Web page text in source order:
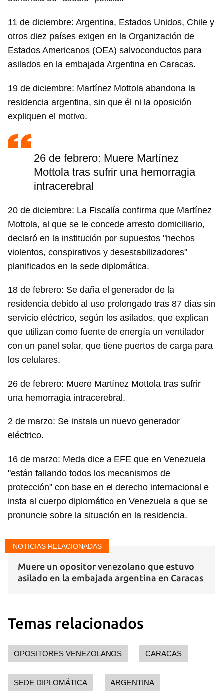
Guardar como favorito
Para poder guardar como favorito, primero has de
INICIAR SESIÓN CANCELAR
11 de diciembre: Argentina, Estados Unidos, Chile y
otros diez países exigen en la Organización de
Estados Americanos (OEA) salvoconductos para
asilados en la embajada Argentina en Caracas.
19 de diciembre: Martínez Mottola abandona la
residencia argentina, sin que él ni la oposición
expliquen el motivo.
26 de febrero: Muere Martínez
Mottola tras sufrir una hemorragia
intracerebral
20 de diciembre: La Fiscalía confirma que Martínez
Mottola, al que se le concede arresto domiciliario,
declaró en la institución por supuestos "hechos
violentos, conspirativos y desestabilizadores"
planificados en la sede diplomática.
18 de febrero: Se daña el generador de la
residencia debido al uso prolongado tras 87 días sin
servicio eléctrico, según los asilados, que explican
que utilizan como fuente de energía un ventilador
con un panel solar, que tiene puertos de carga para
los celulares.
26 de febrero: Muere Martínez Mottola tras sufrir
una hemorragia intracerebral.
2 de marzo: Se instala un nuevo generador
eléctrico.
16 de marzo: Meda dice a EFE que en Venezuela
"están fallando todos los mecanismos de
protección" con base en el derecho internacional e
insta al cuerpo diplomático en Venezuela a que se
pronuncie sobre la situación en la residencia.
NOTICIAS RELACIONADAS
Muere un opositor venezolano que estuvo
asilado en la embajada argentina en Caracas
Temas relacionados
OPOSITORES VENEZOLANOS CARACAS
SEDE DIPLOMÁTICA ARGENTINA